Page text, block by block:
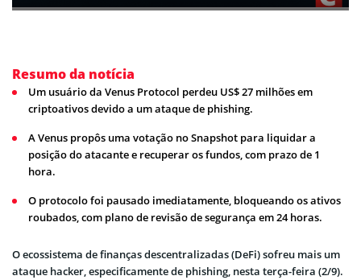
Resumo da notícia
Um usuário da Venus Protocol perdeu US$ 27 milhões em
criptoativos devido a um ataque de phishing.
A Venus propôs uma votação no Snapshot para liquidar a
posição do atacante e recuperar os fundos, com prazo de 1
hora.
O protocolo foi pausado imediatamente, bloqueando os ativos
roubados, com plano de revisão de segurança em 24 horas.
O ecossistema de finanças descentralizadas (DeFi) sofreu mais um
ataque hacker, especificamente de phishing, nesta terça-feira (2/9).